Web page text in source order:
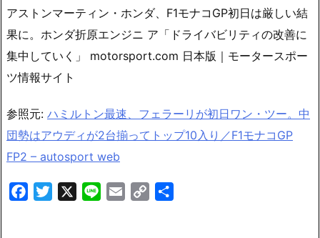
アストンマーティン・ホンダ、F1モナコGP初日は厳しい結
果に。ホンダ折原エンジニ ア「ドライバビリティの改善に
集中していく」 motorsport.com 日本版｜モータースポー
ツ情報サイト
参照元: ハミルトン最速、フェラーリが初日ワン・ツー。中
団勢はアウディが2台揃ってトップ10入り／F1モナコGP
FP2 – autosport web
FacebookTwitter Line Email
Copy